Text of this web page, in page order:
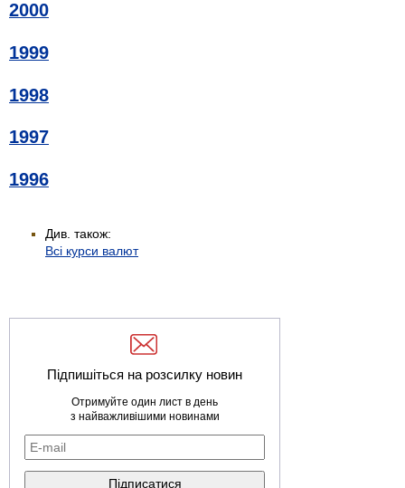
2000
1999
1998
1997
1996
Див. також:
Всі курси валют
Підпишіться на розсилку новин
Отримуйте один лист в день
з найважливішими новинами